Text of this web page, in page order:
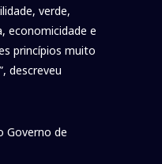
verde,
economicidade e
princípios muito
descreveu
Governo de